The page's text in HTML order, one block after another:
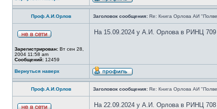
Проф.А.И.Орлов Заголовок сообщения: Re: Книга Орлова АИ
Зарегистрирован: Вт сен 28,
2004 11:58 am
Сообщений: 12459
На 15.09.2024 у А.И. Орлова в РИНЦ 709
Вернуться наверх
Проф.А.И.Орлов Заголовок сообщения: Re: Книга Орлова АИ
На 22.09.2024 у А.И. Орлова в РИНЦ 708